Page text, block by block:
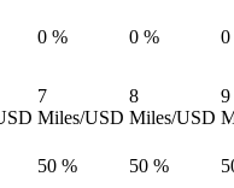
0 % 0 % 0
7
Miles/USD
8
Miles/USD
9
50 % 50 %